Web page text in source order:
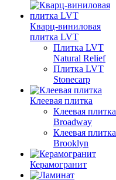
Кварц-виниловая
плитка LVT
Плитка LVT
Natural Relief
Плитка LVT
Stonecarp
Клеевая плитка
Клеевая плитка
Broadway
Клеевая плитка
Brooklyn
Керамогранит